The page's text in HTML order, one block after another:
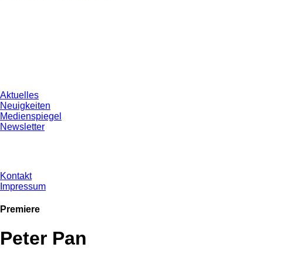
Aktuelles
Neuigkeiten
Medienspiegel
Newsletter
Kontakt
Impressum
Premiere
Peter Pan